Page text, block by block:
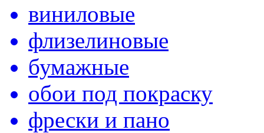
виниловые
флизелиновые
бумажные
обои под покраску
фрески и пано